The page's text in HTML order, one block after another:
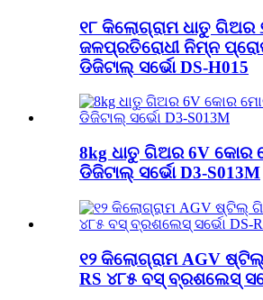
୧୮ କିଲୋଗ୍ରାମ ଧାତୁ ଗିଅର
ଜଳପ୍ରତିରୋଧୀ ନିମ୍ନ
ଡିଜିଟାଲ୍ ସର୍ଭୋ DS-H015
8kg ଧାତୁ ଗିଅର 6V କୋର
ଡିଜିଟାଲ୍ ସର୍ଭୋ D3-S013M
୧୨ କିଲୋଗ୍ରାମ AGV
RS ୪୮୫ ବସ୍ ବ୍ରଶଲେସ୍